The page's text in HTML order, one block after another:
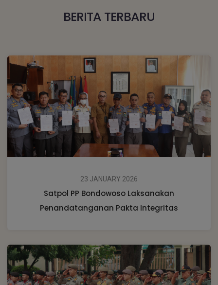
BERITA TERBARU
23 JANUARY 2026
Satpol PP Bondowoso Laksanakan
Penandatanganan Pakta Integritas